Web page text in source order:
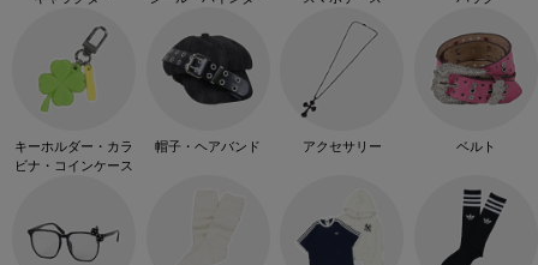
キーホルダー・カラ
ビナ・コインケース
帽子・ヘアバンド アクセサリー ベルト